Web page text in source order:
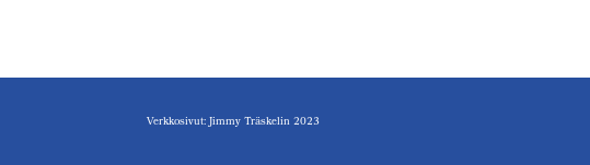
Verkkosivut: Jimmy Träskelin 2023